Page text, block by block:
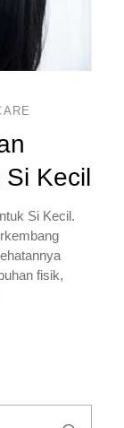
Si Kecil
Si Kecil.
fisik,